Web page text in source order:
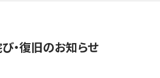
・復旧のお知らせ